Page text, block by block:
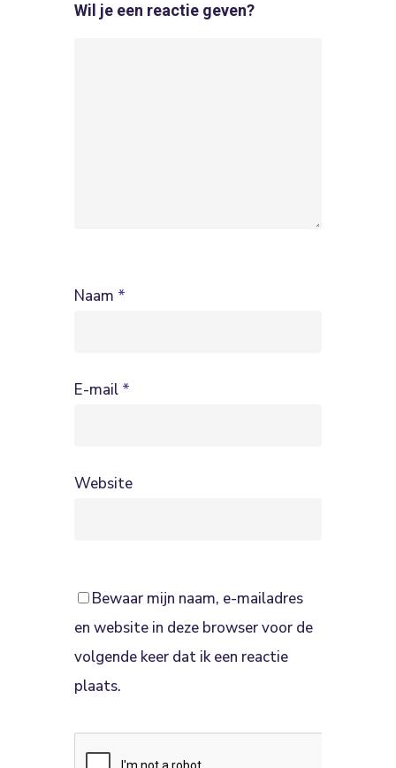
Wil je een reactie geven?
Naam *
E-mail *
Website
Bewaar mijn naam, e-mailadres
en website in deze browser voor de
volgende keer dat ik een reactie
plaats.